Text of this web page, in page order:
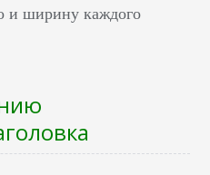
и ширину каждого